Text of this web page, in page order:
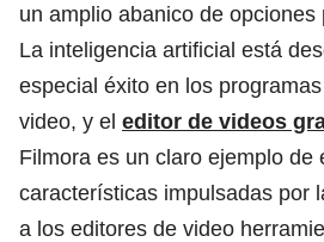
un amplio abanico de opciones
La inteligencia artificial está
especial éxito en los
video, y el editor de videos
Filmora es un claro ejemplo de
características impulsadas por
a los editores de video